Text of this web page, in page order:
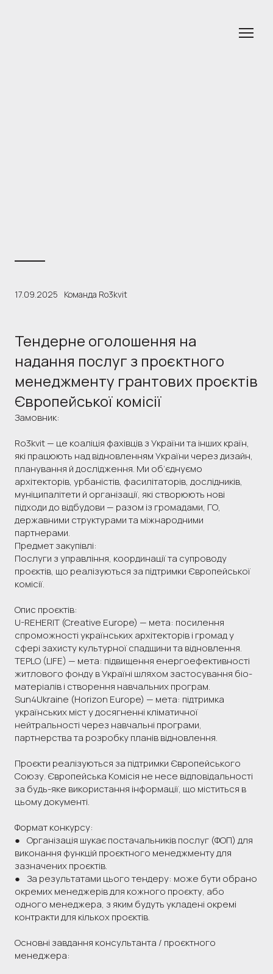
17.09.2025 Команда Ro3kvit
Тендерне оголошення на
надання послуг з проєктного
менеджменту грантових проєктів
Європейської комісії
Замовник:
Ro3kvit — це коаліція фахівців з України та інших країн,
які працюють над відновленням України через дизайн,
планування й дослідження. Ми об’єднуємо
архітекторів, урбаністів, фасилітаторів, дослідників,
муніципалітети й організації, які створюють нові
підходи до відбудови — разом із громадами, ГО,
державними структурами та міжнародними
партнерами.
Предмет закупівлі:
Послуги з управління, координації та супроводу
проєктів, що реалізуються за підтримки Європейської
комісії.
Опис проєктів:
U-REHERIT (Creative Europe) — мета: посилення
спроможності українських архітекторів і громад у
сфері захисту культурної спадщини та відновлення.
TEPLO (LIFE) — мета: підвищення енергоефективності
житлового фонду в Україні шляхом застосування біо-
матеріалів і створення навчальних програм.
Sun4Ukraine (Horizon Europe) — мета: підтримка
українських міст у досягненні кліматичної
нейтральності через навчальні програми,
партнерства та розробку планів відновлення.
Проєкти реалізуються за підтримки Європейського
Союзу. Європейська Комісія не несе відповідальності
за будь-яке використання інформації, що міститься в
цьому документі.
Формат конкурсу:
● Організація шукає постачальників послуг (ФОП) для
виконання функцій проєктного менеджменту для
зазначених проєктів.
● За результатами цього тендеру: може бути обрано
окремих менеджерів для кожного проєкту, або
одного менеджера, з яким будуть укладені окремі
контракти для кількох проєктів.
Основні завдання консультанта / проєктного
менеджера: